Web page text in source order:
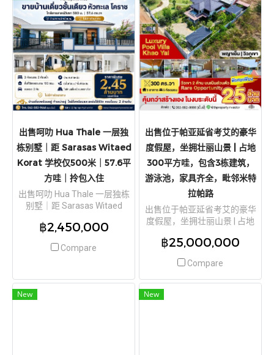
出售呵叻 Hua Thale 一层独
栋别墅｜距 Sarasas Witaed
Korat 学校仅500米｜57.6平
方哇｜拎包入住
出售呵叻 Hua Thale 一层独栋
别墅｜距 Sarasas Witaed
哇｜拎包入住
฿2,450,000
Compare
出售位于帕亚延省考艾的豪华
度假屋，坐拥壮丽山景 | 占地
300平方哇，包含3栋建筑，
游泳池，家具齐全，毗邻米特
拉帕路
出售位于帕亚延省考艾的豪华
度假屋，坐拥壮丽山景 | 占地
泳池，家具齐全，毗邻米特拉
฿25,000,000
Compare
New New